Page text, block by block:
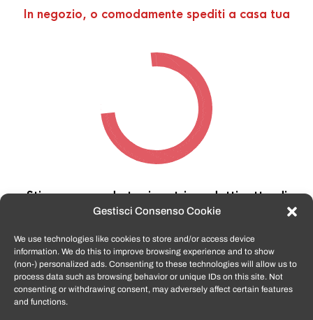
Gestisci Consenso Cookie
We use technologies like cookies to store and/or access device
information. We do this to improve browsing experience and to show
(non-) personalized ads. Consenting to these technologies will allow us to
process data such as browsing behavior or unique IDs on this site. Not
consenting or withdrawing consent, may adversely affect certain features
and functions.
In negozio, o comodamente spediti a casa tua
Stiamo cercando tra i nostri prodotti, attendi
qualche secondo…
TomatoSmartphone.itè lo shop n.1 in italia per
smartphone ricondizionati garantiti e certificati
di tutte le marche,APPLE, SAMSUNG, HUAWEI,
ONEPLUS, XIAOMI e tanto altro